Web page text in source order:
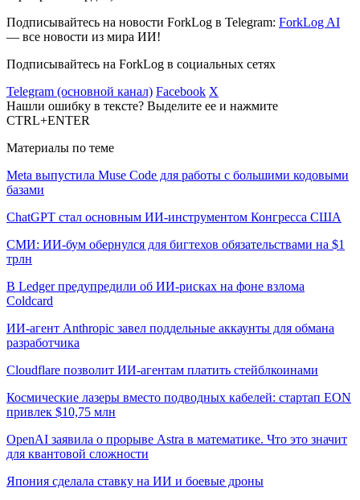
Подписывайтесь на новости ForkLog в Telegram: ForkLog AI
— все новости из мира ИИ!
Подписывайтесь на ForkLog в социальных сетях
Telegram (основной канал) Facebook X
Нашли ошибку в тексте? Выделите ее и нажмите
CTRL+ENTER
Материалы по теме
Meta выпустила Muse Code для работы с большими кодовыми
базами
ChatGPT стал основным ИИ-инструментом Конгресса США
СМИ: ИИ-бум обернулся для бигтехов обязательствами на $1
трлн
В Ledger предупредили об ИИ-рисках на фоне взлома
Coldcard
ИИ-агент Anthropic завел поддельные аккаунты для обмана
разработчика
Cloudflare позволит ИИ-агентам платить стейблкоинами
Космические лазеры вместо подводных кабелей: стартап EON
привлек $10,75 млн
OpenAI заявила о прорыве Astra в математике. Что это значит
для квантовой сложности
Япония сделала ставку на ИИ и боевые дроны